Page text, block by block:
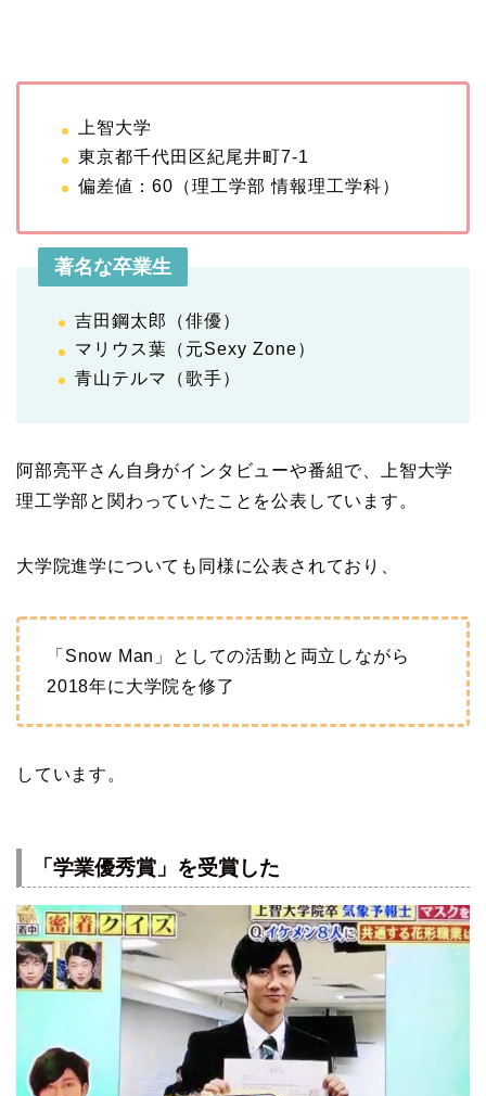
上智大学
東京都千代田区紀尾井町7-1
偏差値：60（理工学部 情報理工学科）
著名な卒業生
吉田鋼太郎（俳優）
マリウス葉（元Sexy Zone）
青山テルマ（歌手）
阿部亮平さん自身がインタビューや番組で、上智大学
理工学部と関わっていたことを公表しています。
大学院進学についても同様に公表されており、
「Snow Man」としての活動と両立しながら
2018年に大学院を修了
しています。
「学業優秀賞」を受賞した